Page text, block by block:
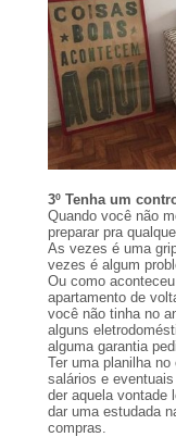
3º Tenha um
Quando você não
preparar pra
As vezes é uma
vezes é algum
Ou como
apartamento de
você não tinha no
alguns
alguma garantia
Ter uma planilha
salários e
der aquela vontade
dar uma estudada
compras.